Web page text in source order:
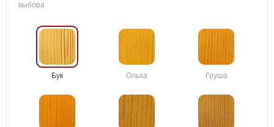
выбора
Бук Ольха Груша